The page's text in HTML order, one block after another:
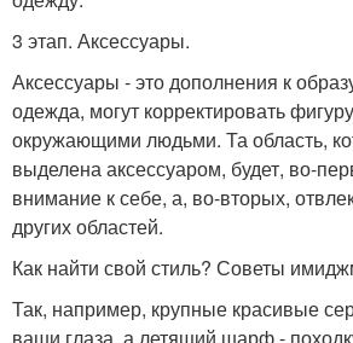
3 этап. Аксессуары.
Аксессуары - это дополнения к
одежда, могут корректировать
окружающими людьми. Та область,
выделена аксессуаром, будет, во-
внимание к себе, а, во-вторых,
других областей.
Как найти свой стиль? Советы
Так, например, крупные красивые